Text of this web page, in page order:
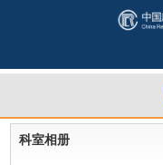
科室相册